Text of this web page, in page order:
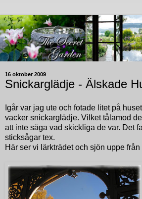
16 oktober 2009
Snickarglädje - Älskade
Igår var jag ute och fotade litet på
vacker snickarglädje. Vilket tålamod
att inte säga vad skickliga de var. Det
sticksågar tex.
Här ser vi lärkträdet och sjön uppe